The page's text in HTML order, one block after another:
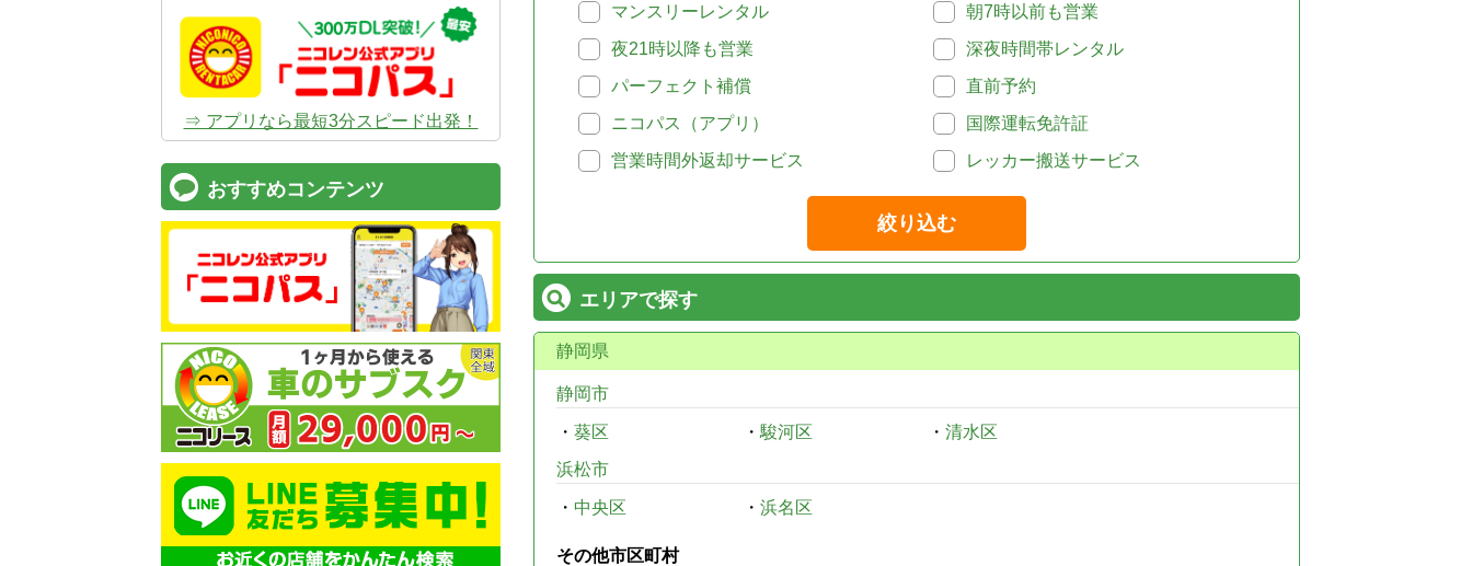
マンスリーレンタル
朝7時以前も営業
夜21時以降も営業
深夜時間帯レンタル
パーフェクト補償
直前予約
ニコパス（アプリ）
国際運転免許証
営業時間外返却サービス
レッカー搬送サービス
絞り込む
エリアで探す
静岡県
静岡市
・ 葵区 ・ 駿河区 ・ 清水区
浜松市
・ 中央区 ・ 浜名区
その他市区町村
⇒ アプリなら最短3分スピード出発！
おすすめコンテンツ